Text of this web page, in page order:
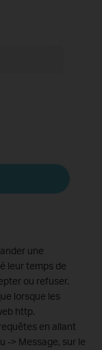
une
leur temps de
ou refuser.
lorsque les
http.
en allant
-> Message, sur le